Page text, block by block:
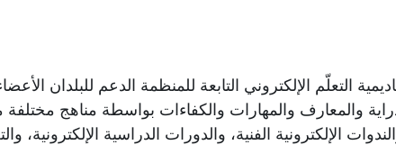
التعلّم الإلكتروني التابعة للمنظمة الدعم للبلدان
والمعارف والمهارات والكفاءات بواسطة مناهج مختلفة
الإلكترونية الفنية، والدورات الدراسية